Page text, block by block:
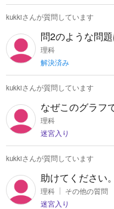
kukkiさんが質問しています
問2のような問
か？
理科
解決済み
kukkiさんが質問しています
なぜこのグラフ
しょうか？ 定規
ょうか？
理科
迷宮入り
kukkiさんが質問しています
助けてください
ん。 誰か解説し
理科
その他の質問
迷宮入り